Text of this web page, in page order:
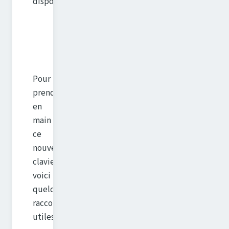
Pour
prendre
en
main
ce
nouveau
clavier,
voici
quelques
raccourcis
utiles